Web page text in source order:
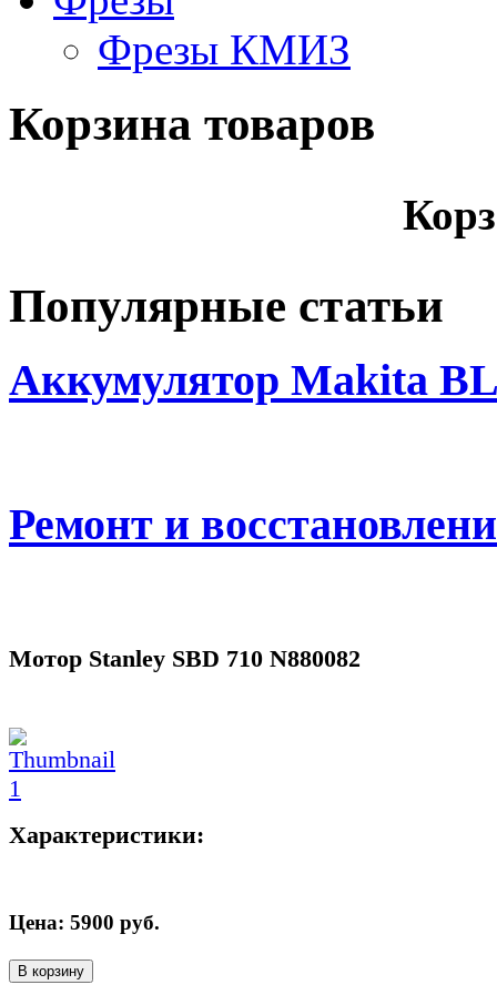
Фрезы КМИЗ
Корзина товаров
Популярные статьи
Аккумулятор Makita
Ремонт и
Мотор Stanley SBD 710 N880082
Характеристики:
Цена: 5900 руб.
В корзину